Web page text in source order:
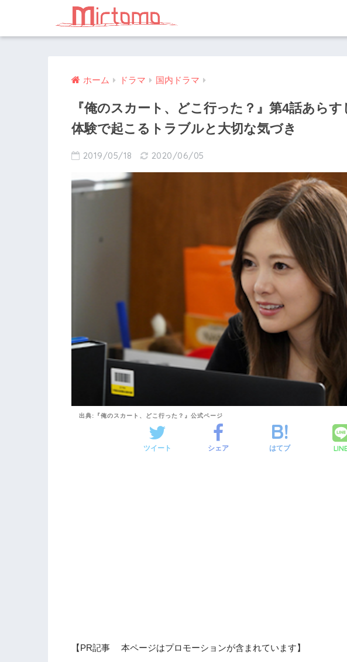
ホーム ドラマ 国内ドラマ
『俺のスカート、どこ行った？』第4話あら
体験で起こるトラブルと大切な気づき
2019/05/18 2020/06/05
出典:『俺のスカート、どこ行った？』公式ページ
ツイート シェア はてブ LINE
【PR記事 本ページはプロモーションが含まれています】